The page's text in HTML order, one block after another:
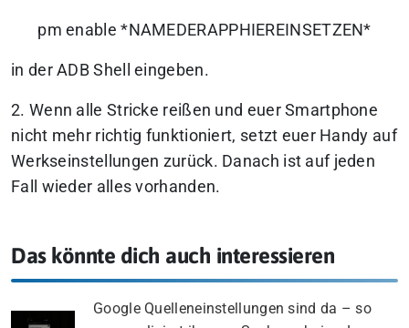
pm enable*NAMEDERAPPHIEREINSETZEN*
in der ADB Shell eingeben.
2. Wenn alle Stricke reißen und euer Smartphone
nicht mehr richtig funktioniert, setzt euer Handy auf
Werkseinstellungen zurück. Danach ist auf jeden
Fall wieder alles vorhanden.
Das könnte dich auch interessieren
Google Quelleneinstellungen sind da – so